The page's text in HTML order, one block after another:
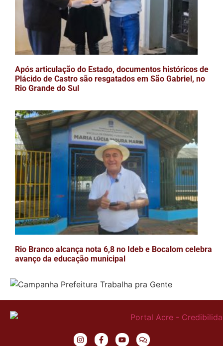
Após articulação do Estado, documentos históricos de
Plácido de Castro são resgatados em São Gabriel, no
Rio Grande do Sul
Rio Branco alcança nota 6,8 no Ideb e Bocalom celebra
avanço da educação municipal